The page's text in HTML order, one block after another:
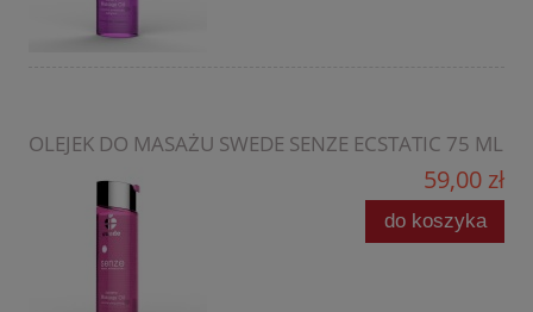
OLEJEK DO MASAŻU SWEDE SENZE ECSTATIC 75 ML
59,00 zł
do koszyka